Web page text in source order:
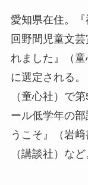
愛知県在住。
回野間児童文
れました』（
に選定される。
（童心社）で
ール低学年の
うこそ』（岩
（講談社）な